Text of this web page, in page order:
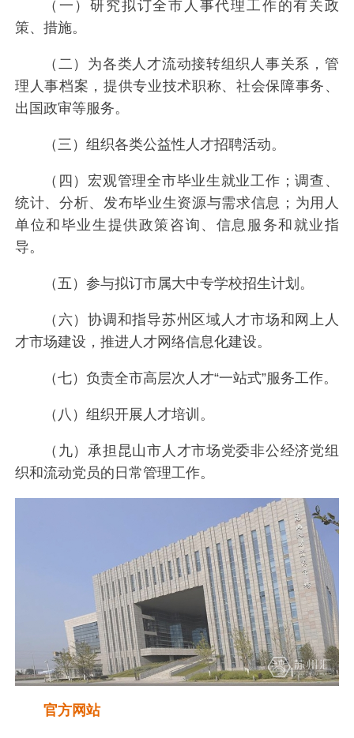
（一）研究拟订全市人事代理工作的有关政
策、措施。
（二）为各类人才流动接转组织人事关系，管
理人事档案，提供专业技术职称、社会保障事务、
出国政审等服务。
（三）组织各类公益性人才招聘活动。
（四）宏观管理全市毕业生就业工作；调查、
统计、分析、发布毕业生资源与需求信息；为用人
单位和毕业生提供政策咨询、信息服务和就业指
导。
（五）参与拟订市属大中专学校招生计划。
（六）协调和指导苏州区域人才市场和网上人
才市场建设，推进人才网络信息化建设。
（七）负责全市高层次人才“一站式”服务工作。
（八）组织开展人才培训。
（九）承担昆山市人才市场党委非公经济党组
织和流动党员的日常管理工作。
官方网站